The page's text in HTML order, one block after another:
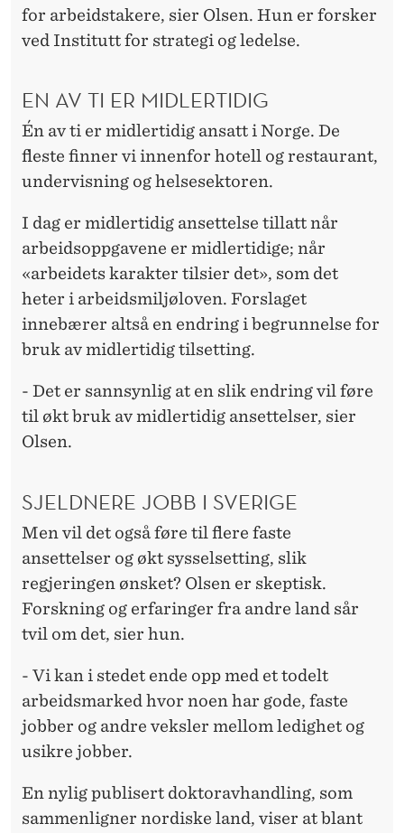
for arbeidstakere, sier Olsen. Hun er forsker
ved Institutt for strategi og ledelse.
EN AV TI ER MIDLERTIDIG
Én av ti er midlertidig ansatt i Norge. De
fleste finner vi innenfor hotell og restaurant,
undervisning og helsesektoren.
I dag er midlertidig ansettelse tillatt når
arbeidsoppgavene er midlertidige; når
«arbeidets karakter tilsier det», som det
heter i arbeidsmiljøloven. Forslaget
innebærer altså en endring i begrunnelse for
bruk av midlertidig tilsetting.
- Det er sannsynlig at en slik endring vil føre
til økt bruk av midlertidig ansettelser, sier
Olsen.
SJELDNERE JOBB I SVERIGE
Men vil det også føre til flere faste
ansettelser og økt sysselsetting, slik
regjeringen ønsket? Olsen er skeptisk.
Forskning og erfaringer fra andre land sår
tvil om det, sier hun.
- Vi kan i stedet ende opp med et todelt
arbeidsmarked hvor noen har gode, faste
jobber og andre veksler mellom ledighet og
usikre jobber.
En nylig publisert doktoravhandling, som
sammenligner nordiske land, viser at blant